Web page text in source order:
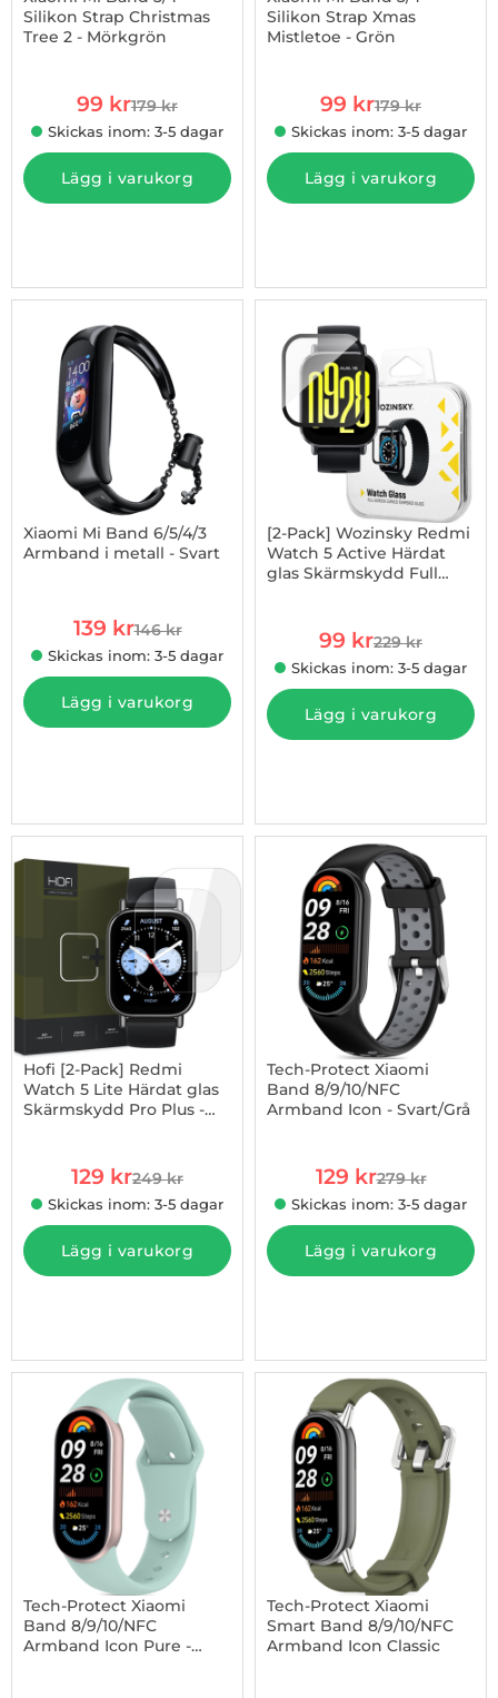
Silikon Strap Christmas
Tree 2 - Mörkgrön
rea pris
99 krtidigare pris
179 kr
Skickas inom: 3-5 dagar
Lägg i varukorg
Silikon Strap Xmas
Mistletoe - Grön
rea pris
99 krtidigare pris
179 kr
Skickas inom: 3-5 dagar
Lägg i varukorg
-5%
Xiaomi Mi Band 6/5/4/3
Armband i metall - Svart
rea pris
139 krtidigare pris
146 kr
Skickas inom: 3-5 dagar
Lägg i varukorg
[2-Pack] Wozinsky Redmi
Watch 5 Active Härdat
glas Skärmskydd Full
rea pris
99 krtidigare pris
229 kr
Skickas inom: 3-5 dagar
Lägg i varukorg
-48%
Hofi [2-Pack] Redmi
Watch 5 Lite Härdat glas
Skärmskydd Pro Plus -
rea pris
129 krtidigare pris
249 kr
Skickas inom: 3-5 dagar
Lägg i varukorg
Tech-Protect Xiaomi
Band 8/9/10/NFC
Armband Icon - Svart/Grå
rea pris
129 krtidigare pris
279 kr
Skickas inom: 3-5 dagar
Lägg i varukorg
-44%
Tech-Protect Xiaomi
Band 8/9/10/NFC
Armband Icon Pure -
Tech-Protect Xiaomi
Smart Band 8/9/10/NFC
Armband Icon Classic